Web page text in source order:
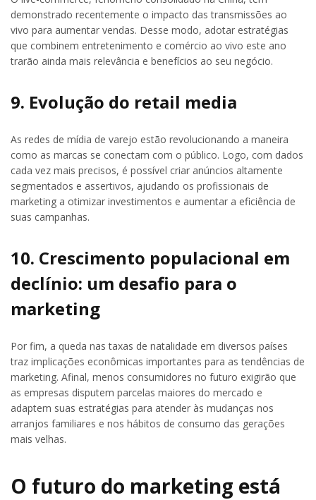
demonstrado recentemente o impacto das transmissões ao
vivo para aumentar vendas. Desse modo, adotar estratégias
que combinem entretenimento e comércio ao vivo este ano
trarão ainda mais relevância e benefícios ao seu negócio.
9. Evolução do retail media
As redes de mídia de varejo estão revolucionando a maneira
como as marcas se conectam com o público. Logo, com dados
cada vez mais precisos, é possível criar anúncios altamente
segmentados e assertivos, ajudando os profissionais de
marketing a otimizar investimentos e aumentar a eficiência de
suas campanhas.
10. Crescimento populacional em
declínio: um desafio para o
marketing
Por fim, a queda nas taxas de natalidade em diversos países
traz implicações econômicas importantes para as tendências de
marketing. Afinal, menos consumidores no futuro exigirão que
as empresas disputem parcelas maiores do mercado e
adaptem suas estratégias para atender às mudanças nos
arranjos familiares e nos hábitos de consumo das gerações
mais velhas.
O futuro do marketing está